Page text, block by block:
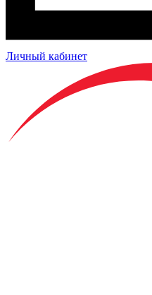
Личный кабинет